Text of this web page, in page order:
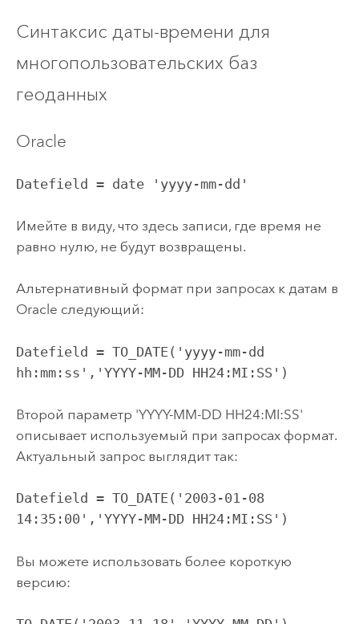
Синтаксис даты-времени для
многопользовательских баз
геоданных
Oracle
Datefield = date 'yyyy-mm-dd'
Имейте в виду, что здесь записи, где время не
равно нулю, не будут возвращены.
Альтернативный формат при запросах к датам в
Oracle следующий:
Datefield = TO_DATE('yyyy-mm-dd
hh:mm:ss','YYYY-MM-DD HH24:MI:SS')
Второй параметр 'YYYY-MM-DD HH24:MI:SS'
описывает используемый при запросах формат.
Актуальный запрос выглядит так:
Datefield = TO_DATE('2003-01-08
14:35:00','YYYY-MM-DD HH24:MI:SS')
Вы можете использовать более короткую
версию: